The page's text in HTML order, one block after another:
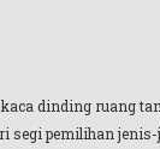
dinding ruang
pemilihan